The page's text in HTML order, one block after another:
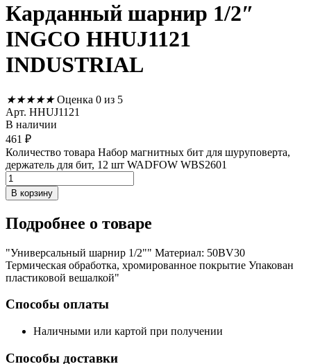
Карданный шарнир 1/2″
INGCO HHUJ1121
INDUSTRIAL
★★★★★ Оценка 0 из 5
Арт. HHUJ1121
В наличии
461 ₽
Количество товара Набор магнитных бит для шуруповерта,
держатель для бит, 12 шт WADFOW WBS2601
В корзину
Подробнее о товаре
"Универсальный шарнир 1/2"" Материал: 50BV30
Термическая обработка, хромированное покрытие Упакован
пластиковой вешалкой"
Способы оплаты
Наличными или картой при получении
Способы доставки